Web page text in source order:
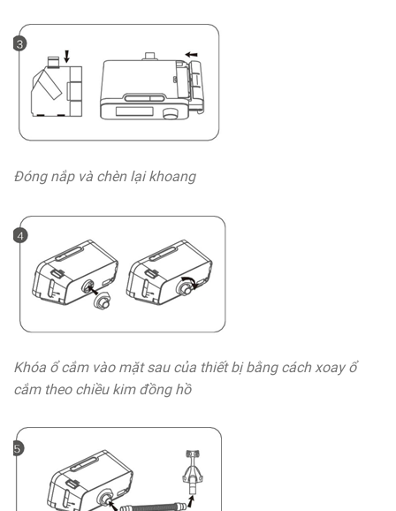
Đóng nắp và chèn lại khoang
Khóa ổ cắm vào mặt sau của thiết bị bằng cách xoay ổ
cắm theo chiều kim đồng hồ